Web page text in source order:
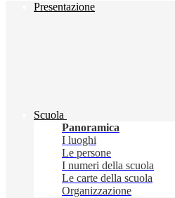
Presentazione
Scuola
Panoramica
I luoghi
Le persone
I numeri della scuola
Le carte della scuola
Organizzazione